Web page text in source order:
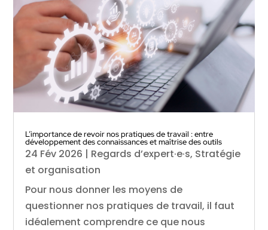
L’importance de revoir nos pratiques de travail : entre
développement des connaissances et maîtrise des outils
24 Fév 2026 | Regards d’expert·e·s, Stratégie
et organisation
Pour nous donner les moyens de
questionner nos pratiques de travail, il faut
idéalement comprendre ce que nous